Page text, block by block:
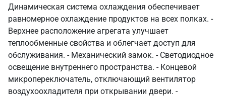
Динамическая система охлаждения обеспечивает
равномерное охлаждение продуктов на всех полках. -
Верхнее расположение агрегата улучшает
теплообменные свойства и облегчает доступ для
обслуживания. - Механический замок. - Светодиодное
освещение внутреннего пространства. - Концевой
микропереключатель, отключающий вентилятор
воздухоохладителя при открывании двери. -